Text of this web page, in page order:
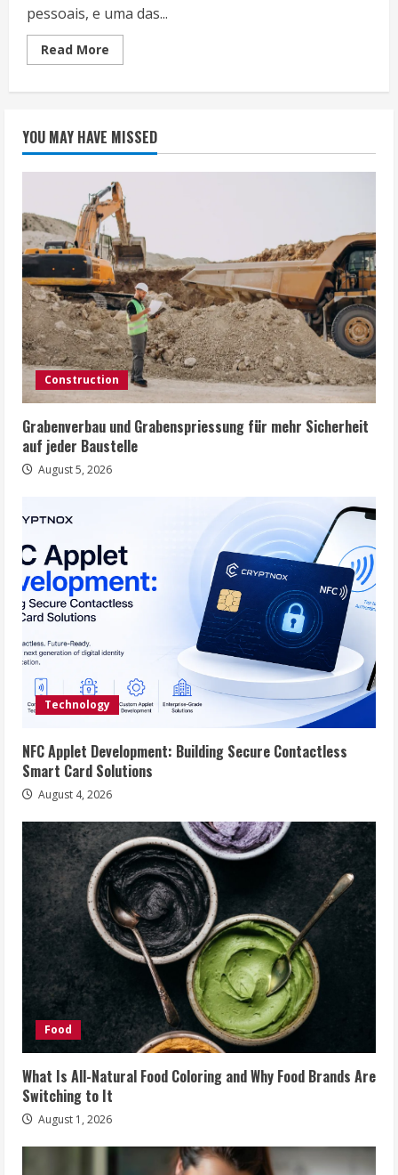
pessoais, e uma das...
Read More
more
Pessoais
do
Homem
Moderno:
Descubra
o
Poder
do
Cortador
de
Unhas
Automático
YOU MAY HAVE MISSED
Construction
Grabenverbau und Grabenspriessung für mehr Sicherheit
auf jeder Baustelle
August 5, 2026
Technology
NFC Applet Development: Building Secure Contactless
Smart Card Solutions
August 4, 2026
Food
What Is All-Natural Food Coloring and Why Food Brands Are
Switching to It
August 1, 2026